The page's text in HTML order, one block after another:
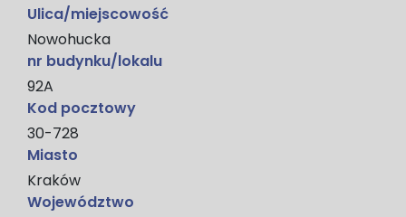
Ulica/miejscowość
Nowohucka
nr budynku/lokalu
92A
Kod pocztowy
30-728
Miasto
Kraków
Województwo